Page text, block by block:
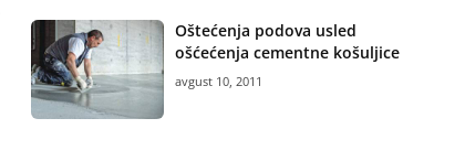
Oštećenja podova usled
ošćećenja cementne košuljice
avgust 10, 2011